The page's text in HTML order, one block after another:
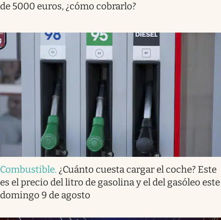
de 5000 euros, ¿cómo cobrarlo?
Combustible. ¿Cuánto cuesta cargar el coche? Este
es el precio del litro de gasolina y el del gasóleo este
domingo 9 de agosto